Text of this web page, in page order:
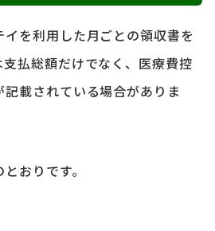
を利用した月ごとの領収書を
払総額だけでなく、医療費控
載されている場合がありま
おりです。